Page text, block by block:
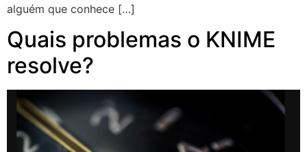
alguém que conhece […]
Quais problemas o KNIME
resolve?